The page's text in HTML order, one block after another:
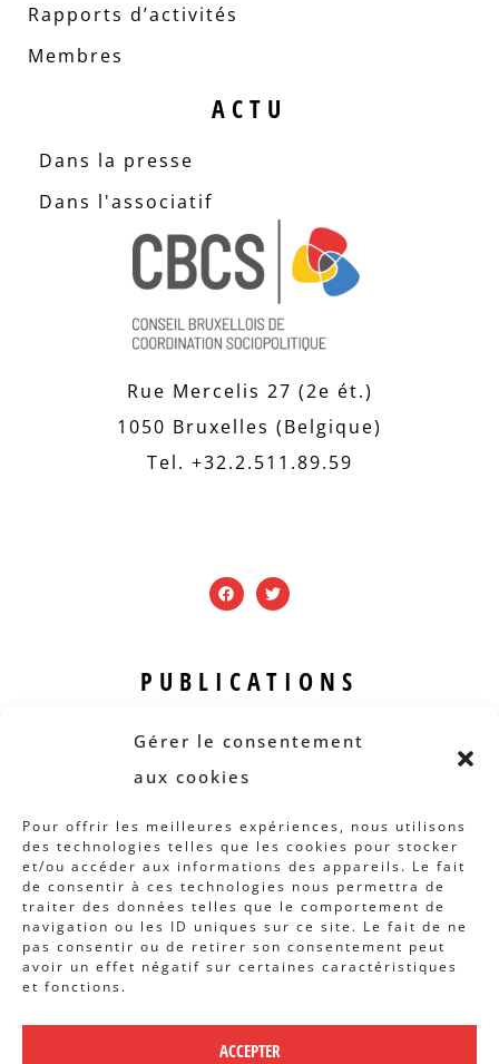
Gérer le consentement
aux cookies
Pour offrir les meilleures expériences, nous utilisons
des technologies telles que les cookies pour stocker
et/ou accéder aux informations des appareils. Le fait
de consentir à ces technologies nous permettra de
traiter des données telles que le comportement de
navigation ou les ID uniques sur ce site. Le fait de ne
pas consentir ou de retirer son consentement peut
avoir un effet négatif sur certaines caractéristiques
et fonctions.
ACCEPTER
Rapports d’activités
Membres
ACTU
Dans la presse
Dans l'associatif
Rue Mercelis 27 (2e ét.)
1050 Bruxelles (Belgique)
Tel. +32.2.511.89.59
PUBLICATIONS
Revue B.I.S.
Rapports et analyses
Articles
AUTRES INFOS
Actions
Concertation
Archives